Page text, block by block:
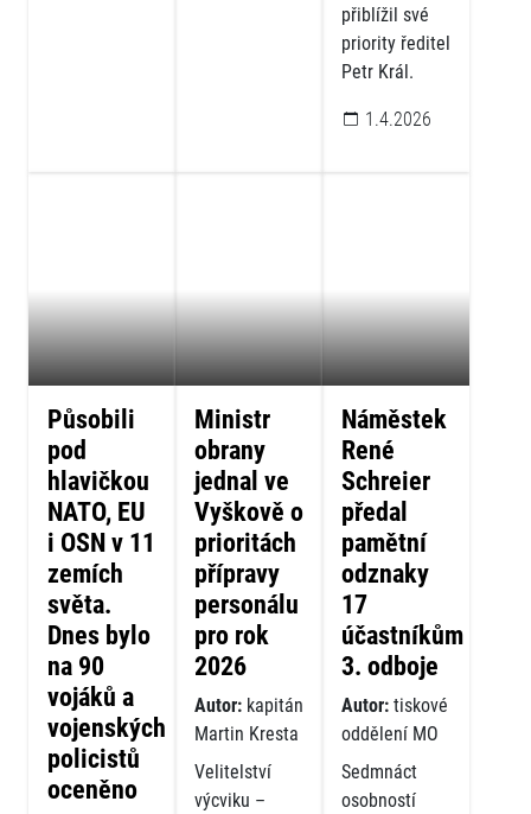
přiblížil své
priority ředitel
Petr Král.
1.4.2026
Působili
pod
hlavičkou
NATO, EU
i OSN v 11
zemích
světa.
Dnes bylo
na 90
vojáků a
vojenských
policistů
oceněno
Ministr
obrany
jednal ve
Vyškově o
prioritách
přípravy
personálu
pro rok
2026
Autor: kapitán
Martin Kresta
Velitelství
výcviku –
Náměstek
René
Schreier
předal
pamětní
odznaky
17
účastníkům
3. odboje
Autor: tiskové
oddělení MO
Sedmnáct
osobností